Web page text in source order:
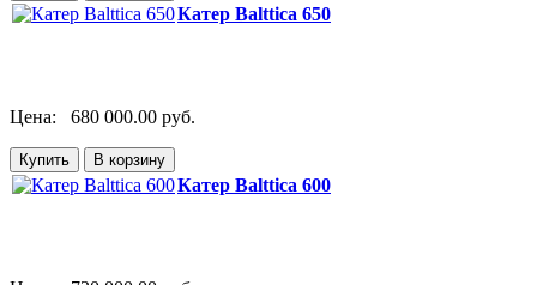
Катер Balttica 650
Цена: 680 000.00 руб.
Катер Balttica 600